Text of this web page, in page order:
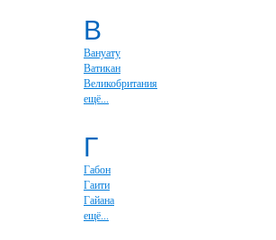
В
Вануату
Ватикан
Великобритания
ещё...
Г
Габон
Гаити
Гайана
ещё...